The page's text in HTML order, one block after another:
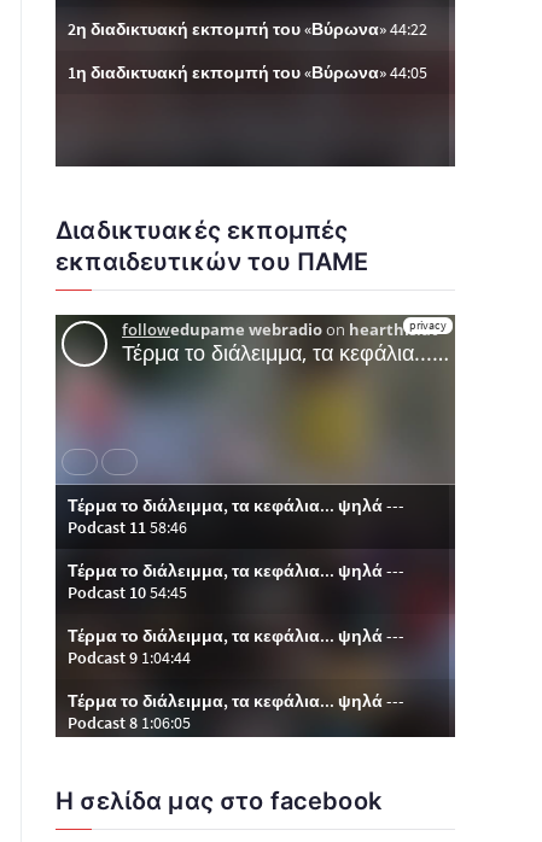
Διαδικτυακές εκπομπές
εκπαιδευτικών του ΠΑΜΕ
Η σελίδα μας στο facebook